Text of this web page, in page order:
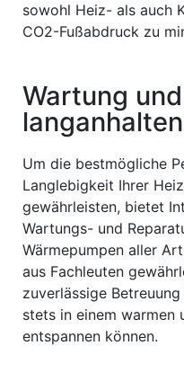
sowohl Heiz- als auch
CO2-Fußabdruck zu
Wartung
Um die bestmögliche
Langlebigkeit Ihrer
gewährleisten, bietet
Wartungs- und
Wärmepumpen aller
aus Fachleuten
zuverlässige
stets in einem warmen
entspannen können.